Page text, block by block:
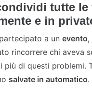
tutte le
e in
a un evento,
rincorrere chi aveva
più di questi
salvate in automatico.